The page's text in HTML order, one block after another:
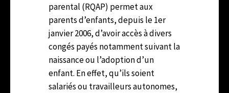
parental (RQAP) permet aux
parents d’enfants, depuis le 1er
janvier 2006, d’avoir accès à divers
congés payés notamment suivant la
naissance ou l’adoption d’un
enfant. En effet, qu’ils soient
salariés ou travailleurs autonomes,